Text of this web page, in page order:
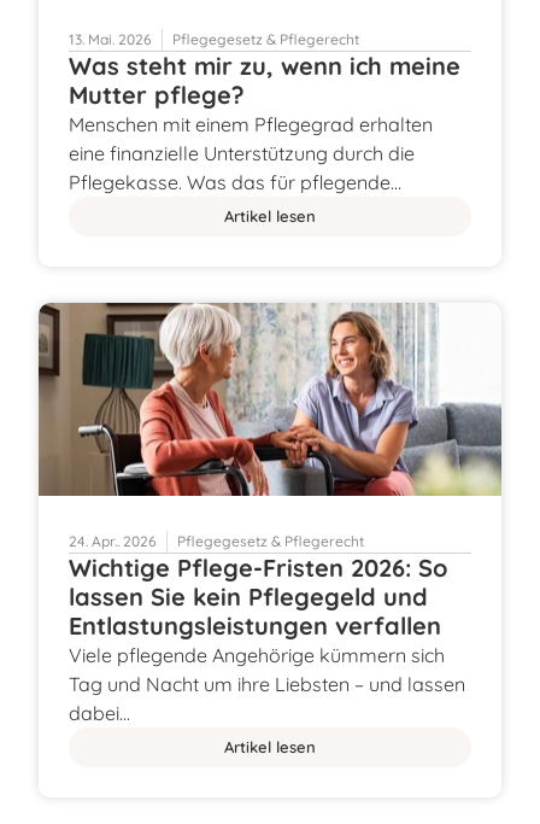
13. Mai. 2026 Pflegegesetz & Pflegerecht
Was steht mir zu, wenn ich meine
Mutter pflege?
Menschen mit einem Pflegegrad erhalten
eine finanzielle Unterstützung durch die
Pflegekasse. Was das für pflegende…
Artikel lesen
24. Apr.. 2026 Pflegegesetz & Pflegerecht
Wichtige Pflege-Fristen 2026: So
lassen Sie kein Pflegegeld und
Entlastungsleistungen verfallen
Viele pflegende Angehörige kümmern sich
Tag und Nacht um ihre Liebsten – und lassen
dabei…
Artikel lesen